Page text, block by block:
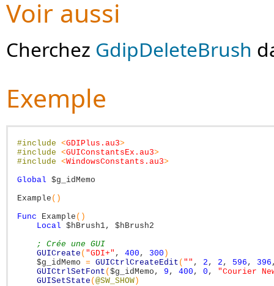
Voir aussi
Cherchez GdipDeleteBrush
Exemple
#include <GDIPlus.au3>
#include <GUIConstantsEx.au3>
#include <WindowsConstants.au3>
Global $g_idMemo
Example ( )
Func
Example ( )
Local $hBrush1,
$hBrush2
; Crée une GUI
GUICreate ( "GDI+" , 400 , 300 )
$g_idMemo = GUICtrlCreateEdit ( "" , 2 , 2 , 596 , 396
GUICtrlSetFont ( $g_idMemo , 9 , 400 , 0 ,
"Courier
GUISetState ( @SW_SHOW )